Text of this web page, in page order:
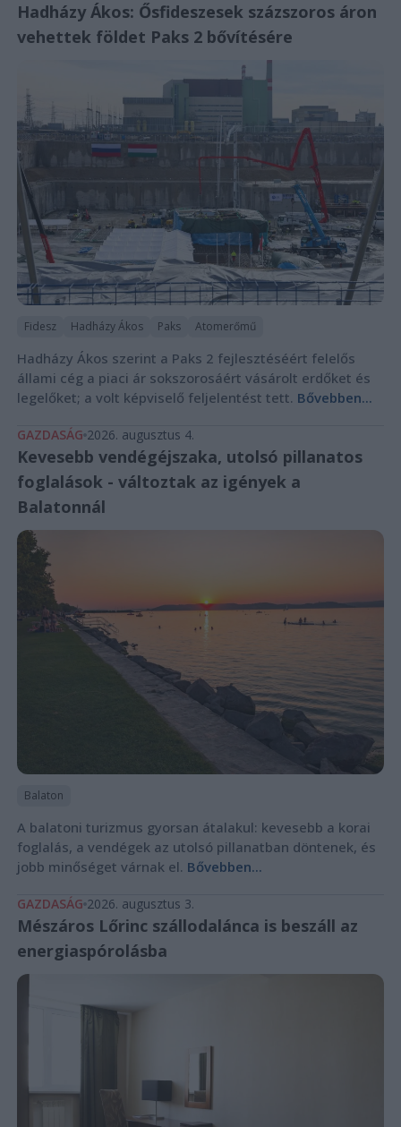
Hadházy Ákos: Ősfideszesek százszoros áron
vehettek földet Paks 2 bővítésére
Fidesz Hadházy Ákos Paks Atomerőmű
Hadházy Ákos szerint a Paks 2 fejlesztéséért felelős
állami cég a piaci ár sokszorosáért vásárolt erdőket és
legelőket; a volt képviselő feljelentést tett. Bővebben...
GAZDASÁG 2026. augusztus 4.
Kevesebb vendégéjszaka, utolsó pillanatos
foglalások - változtak az igények a
Balatonnál
Balaton
A balatoni turizmus gyorsan átalakul: kevesebb a korai
foglalás, a vendégek az utolsó pillanatban döntenek, és
jobb minőséget várnak el. Bővebben...
GAZDASÁG 2026. augusztus 3.
Mészáros Lőrinc szállodalánca is beszáll az
energiaspórolásba